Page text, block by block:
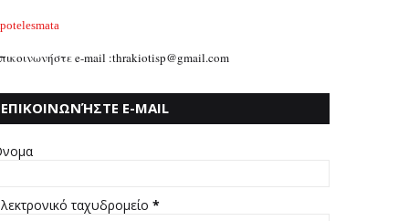
e-mail :thrakiotisp@gmail.com
ΕΠΙΚΟΙΝΩΝΉΣΤΕ E-MAIL
ταχυδρομείο *